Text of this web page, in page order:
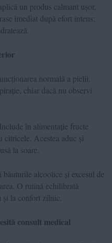
un produs calmant ușor,
imediat după efort intens;
normală a pielii.
chiar dacă nu observi
în alimentație fructe
citricele. Acestea aduc și
la soare.
băuturile alcoolice și excesul de
O rutină echilibrată
la confort zilnic.
consult medical